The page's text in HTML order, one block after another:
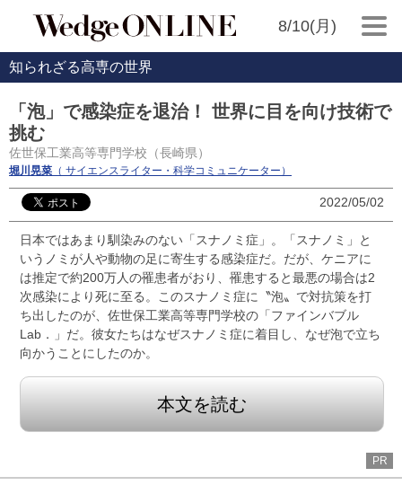
8/10(月)
知られざる高専の世界
「泡」で感染症を退治！ 世界に目を向け技術で
挑む
佐世保工業高等専門学校（長崎県）
堀川晃菜 （ サイエンスライター・科学コミュニケーター）
2022/05/02
日本ではあまり馴染みのない「スナノミ症」。「スナノミ」と
いうノミが人や動物の足に寄生する感染症だ。だが、ケニアに
は推定で約200万人の罹患者がおり、罹患すると最悪の場合は2
次感染により死に至る。このスナノミ症に〝泡〟で対抗策を打
ち出したのが、佐世保工業高等専門学校の「ファインバブル
Lab．」だ。彼女たちはなぜスナノミ症に着目し、なぜ泡で立ち
向かうことにしたのか。
本文を読む
PR